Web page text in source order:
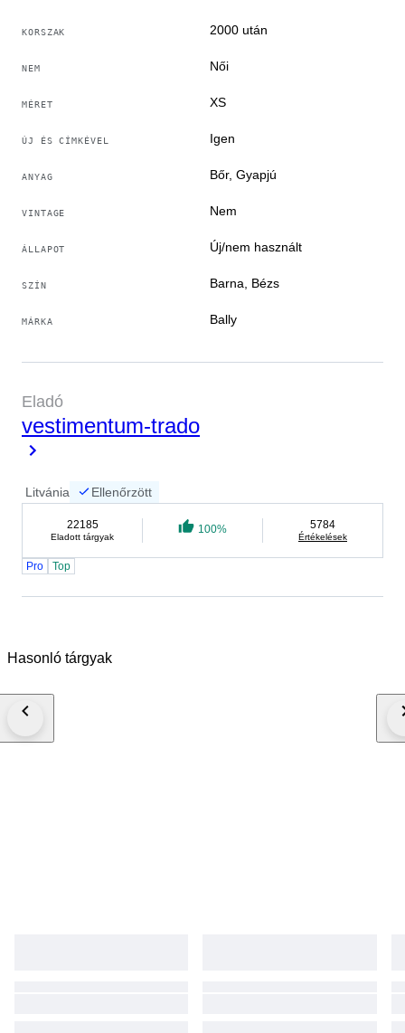
- Vállról vállra
Szállítási módszer – Nyomon követhető és biztosított
KORSZAK 2000 után
NEM Női
MÉRET XS
ÚJ ÉS CÍMKÉVEL Igen
ANYAG Bőr, Gyapjú
VINTAGE Nem
ÁLLAPOT Új/nem használt
SZÍN Barna, Bézs
MÁRKA Bally
Eladó
vestimentum-trado
Litvánia Ellenőrzött
22185
Eladott tárgyak
100% 5784
Értékelések
Pro Top
Hasonló tárgyak